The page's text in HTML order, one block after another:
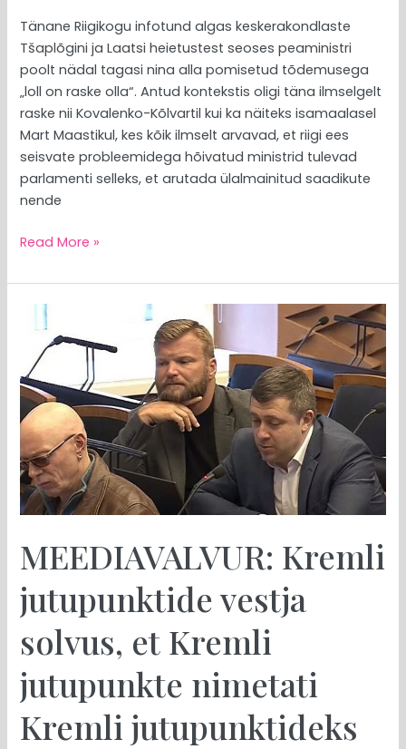
Tänane Riigikogu infotund algas keskerakondlaste
Tšaplõgini ja Laatsi heietustest seoses peaministri
poolt nädal tagasi nina alla pomisetud tõdemusega
„loll on raske olla“. Antud kontekstis oligi täna ilmselgelt
raske nii Kovalenko-Kõlvartil kui ka näiteks isamaalasel
Mart Maastikul, kes kõik ilmselt arvavad, et riigi ees
seisvate probleemidega hõivatud ministrid tulevad
parlamenti selleks, et arutada ülalmainitud saadikute
nende
Read More »
MEEDIAVALVUR: Kremli
jutupunktide vestja
solvus, et Kremli
jutupunkte nimetati
Kremli jutupunktideks
MEEDIAVALVUR:
Kremli
jutupunktide
vestja
solvus,
et
Kremli
jutupunkte
nimetati
Kremli